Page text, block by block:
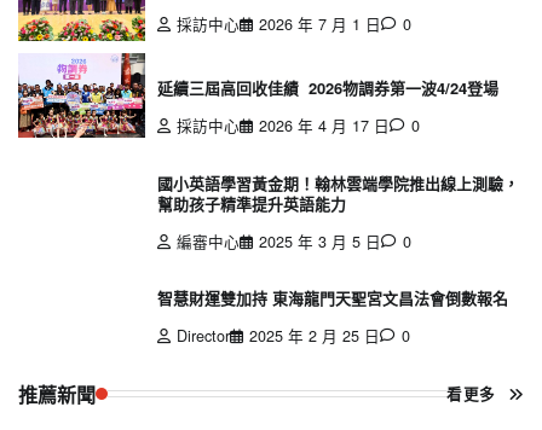
採訪中心
2026 年 7 月 1 日 0
延續三屆高回收佳績 2026物調券第一波4/24登場
採訪中心
2026 年 4 月 17 日 0
國小英語學習黃金期！翰林雲端學院推出線上測驗，
幫助孩子精準提升英語能力
編審中心
2025 年 3 月 5 日 0
智慧財運雙加持 東海龍門天聖宮文昌法會倒數報名
Director
2025 年 2 月 25 日 0
推薦新聞 看更多